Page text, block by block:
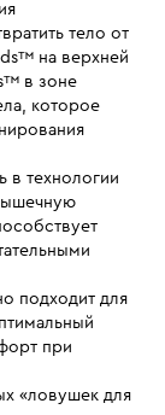
тело от
на верхней
в зоне
которое
технологии
подходит для
при
«ловушек для